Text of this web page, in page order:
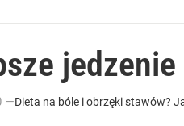
—Dieta na bóle i obrzęki stawów?